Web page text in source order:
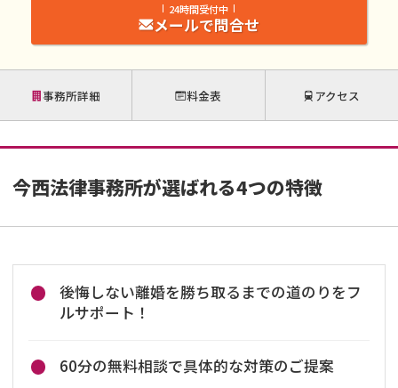
24時間受付中
メールで問合せ
事務所詳細 料金表 アクセス
今西法律事務所が選ばれる4つの特徴
後悔しない離婚を勝ち取るまでの道のりをフ
ルサポート！
60分の無料相談で具体的な対策のご提案